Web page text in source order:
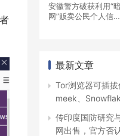
安徽警方破获利用“
网”贩卖公民个人信息
最新文章
Tor浏览器可插拔
meek、
传印度国防研究
网出售，官方否